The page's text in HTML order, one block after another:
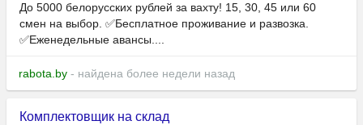
До 5000 белорусских рублей за вахту! 15, 30, 45 или 60
смен на выбор. ✅Бесплатное проживание и развозка.
✅Еженедельные авансы....
rabota.by - найдена более недели назад
Комплектовщик на склад